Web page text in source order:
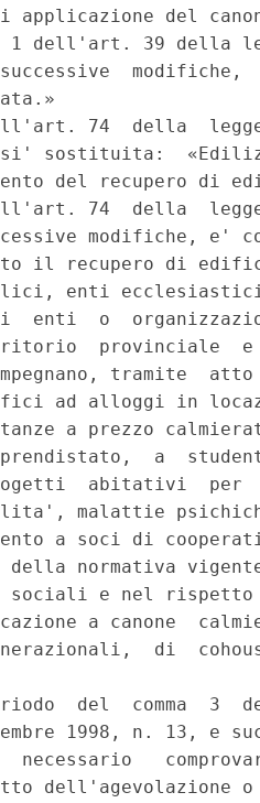
applicazione del
1 dell'art. 39 della
74  della
sostituita:
del recupero di
74  della
modifiche,
il recupero di
enti
enti  o
provinciale
tramite
ad alloggi in
a prezzo
a
abitativi  per
malattie
a soci di
normativa
sociali e nel rispetto
a canone
di
del  comma  3
1998, n. 13, e